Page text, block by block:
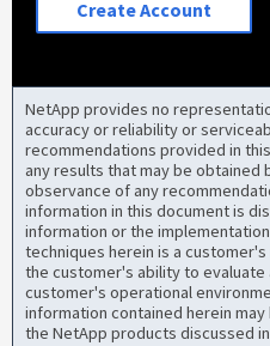
Create Account
NetApp provides no
accuracy or reliability or
recommendations provided in
any results that may be
observance of any
information in this document is
information or the
techniques herein is a
the customer's ability to
customer's operational
information contained herein
the NetApp products discussed